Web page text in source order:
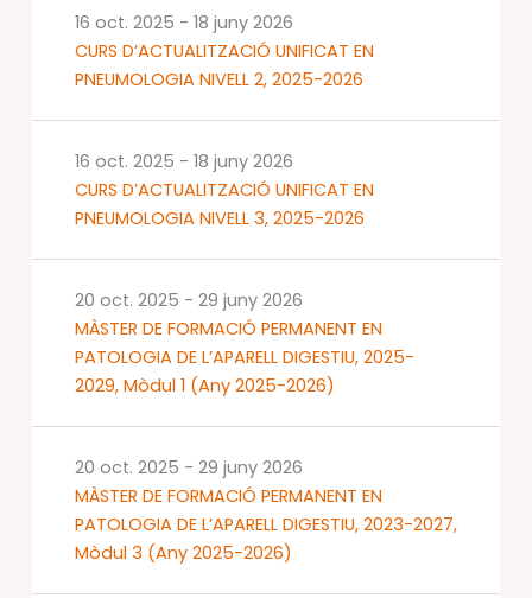
CURS D’ACTUALITZACIÓ UNIFICAT EN
PNEUMOLOGIA NIVELL 2, 2025-2026
16 oct. 2025 - 18 juny 2026
CURS D’ACTUALITZACIÓ UNIFICAT EN
PNEUMOLOGIA NIVELL 3, 2025-2026
16 oct. 2025 - 18 juny 2026
MÀSTER DE FORMACIÓ PERMANENT EN
PATOLOGIA DE L’APARELL DIGESTIU, 2025-
2029, Mòdul 1 (Any 2025-2026)
20 oct. 2025 - 29 juny 2026
MÀSTER DE FORMACIÓ PERMANENT EN
PATOLOGIA DE L’APARELL DIGESTIU, 2023-2027,
Mòdul 3 (Any 2025-2026)
20 oct. 2025 - 29 juny 2026